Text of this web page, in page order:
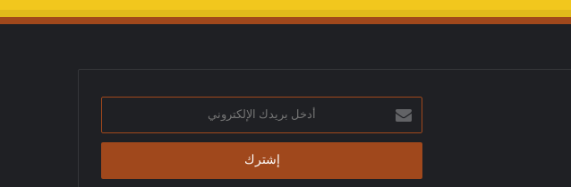
أدخل
بريدك
الإلكتروني